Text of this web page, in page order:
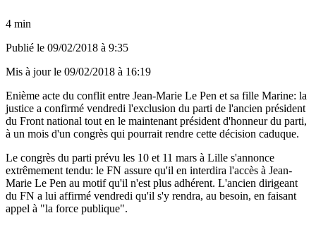
4 min
Publié le 09/02/2018 à 9:35
Mis à jour le 09/02/2018 à 16:19
Enième acte du conflit entre Jean-Marie Le Pen et sa fille Marine: la
justice a confirmé vendredi l'exclusion du parti de l'ancien président
du Front national tout en le maintenant président d'honneur du parti,
à un mois d'un congrès qui pourrait rendre cette décision caduque.
Le congrès du parti prévu les 10 et 11 mars à Lille s'annonce
extrêmement tendu: le FN assure qu'il en interdira l'accès à Jean-
Marie Le Pen au motif qu'il n'est plus adhérent. L'ancien dirigeant
du FN a lui affirmé vendredi qu'il s'y rendra, au besoin, en faisant
appel à "la force publique".